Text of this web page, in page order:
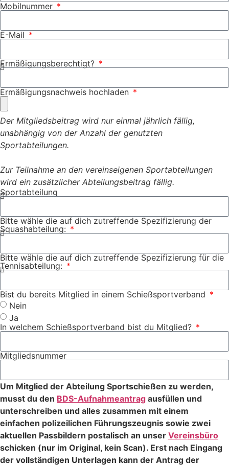
Mobilnummer
E-Mail
Ermäßigungsberechtigt?
Ermäßigungsnachweis hochladen
Der Mitgliedsbeitrag wird nur einmal jährlich fällig,
unabhängig von der Anzahl der genutzten
Sportabteilungen.
Zur Teilnahme an den vereinseigenen Sportabteilungen
wird ein zusätzlicher Abteilungsbeitrag fällig.
Sportabteilung
Bitte wähle die auf dich zutreffende Spezifizierung der
Squashabteilung:
Bitte wähle die auf dich zutreffende Spezifizierung für die
Tennisabteilung:
Bist du bereits Mitglied in einem Schießsportverband
Nein
Ja
In welchem Schießsportverband bist du Mitglied?
Mitgliedsnummer
Um Mitglied der Abteilung Sportschießen zu werden,
musst du den BDS-Aufnahmeantrag ausfüllen und
unterschreiben und alles zusammen mit einem
einfachen polizeilichen Führungszeugnis sowie zwei
aktuellen Passbildern postalisch an unser Vereinsbüro
schicken (nur im Original, kein Scan). Erst nach Eingang
der vollständigen Unterlagen kann der Antrag der